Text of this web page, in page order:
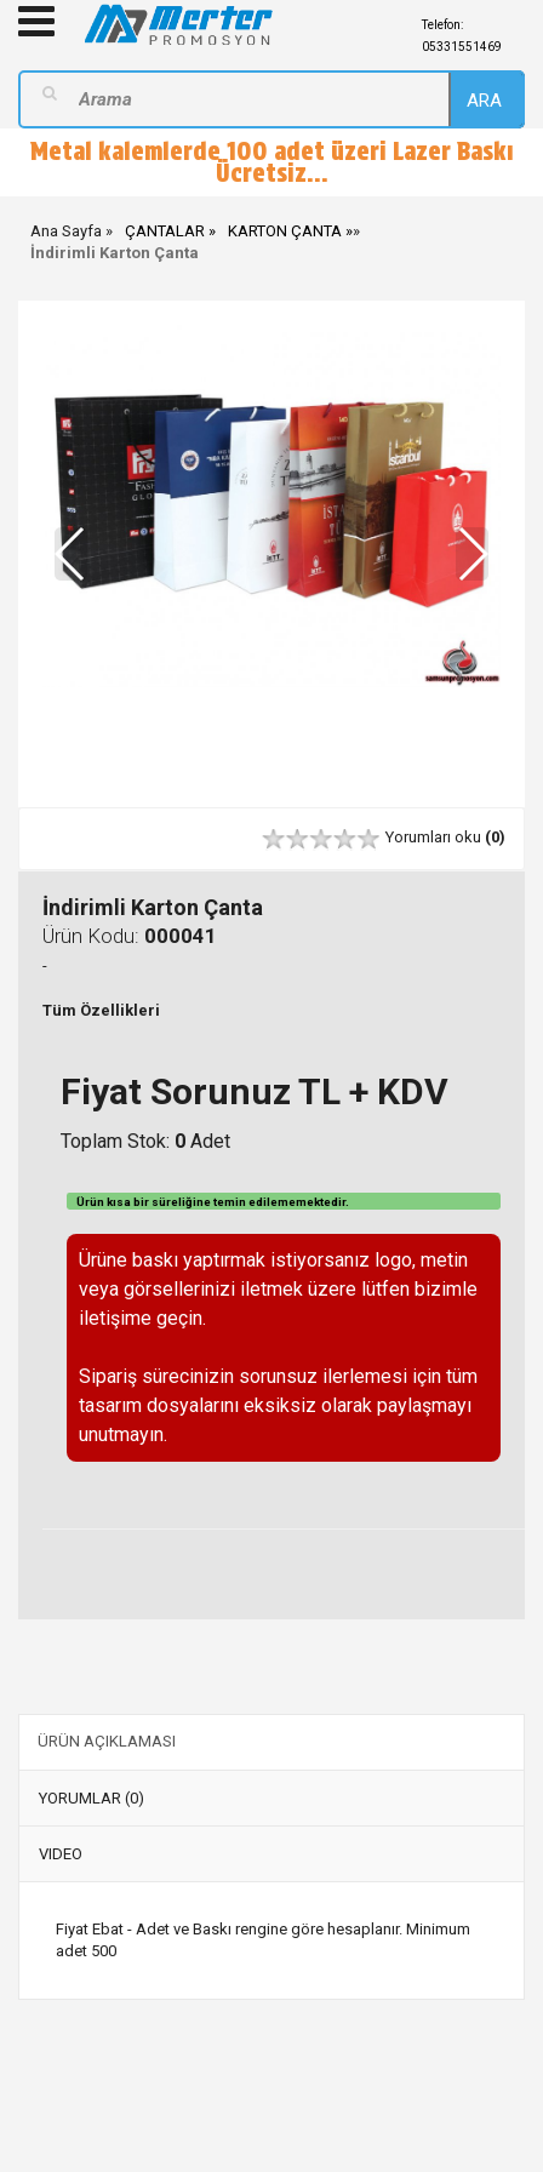
Telefon:
05331551469
ARA
Metal kalemlerde 100 adet üzeri Lazer Baskı
Ücretsiz...
Ana Sayfa ÇANTALAR »
KARTON ÇANTA
İndirimli Karton Çanta
Yorumları oku (0)
İndirimli Karton Çanta
Ürün Kodu: 000041
-
Tüm Özellikleri
Fiyat Sorunuz TL + KDV
Toplam Stok: 0 Adet
Ürün kısa bir süreliğine temin edilememektedir.
Ürüne baskı yaptırmak istiyorsanız logo, metin
veya görsellerinizi iletmek üzere lütfen bizimle
iletişime geçin.
Sipariş sürecinizin sorunsuz ilerlemesi için tüm
tasarım dosyalarını eksiksiz olarak paylaşmayı
unutmayın.
ÜRÜN AÇIKLAMASI
YORUMLAR (0)
VIDEO
Fiyat Ebat - Adet ve Baskı rengine göre hesaplanır. Minimum
adet 500